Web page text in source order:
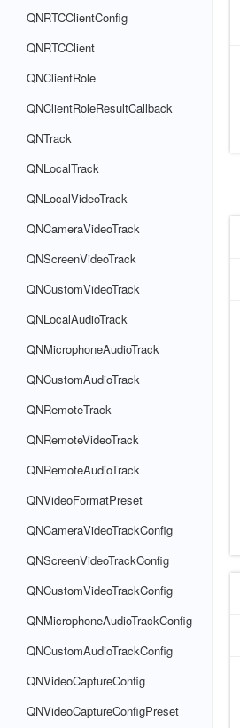
QNRTCClientConfig
QNRTCClient
QNClientRole
QNClientRoleResultCallback
QNTrack
QNLocalTrack
QNLocalVideoTrack
QNCameraVideoTrack
QNScreenVideoTrack
QNCustomVideoTrack
QNLocalAudioTrack
QNMicrophoneAudioTrack
QNCustomAudioTrack
QNRemoteTrack
QNRemoteVideoTrack
QNRemoteAudioTrack
QNVideoFormatPreset
QNCameraVideoTrackConfig
QNScreenVideoTrackConfig
QNCustomVideoTrackConfig
QNMicrophoneAudioTrackConfig
QNCustomAudioTrackConfig
QNVideoCaptureConfig
QNVideoCaptureConfigPreset